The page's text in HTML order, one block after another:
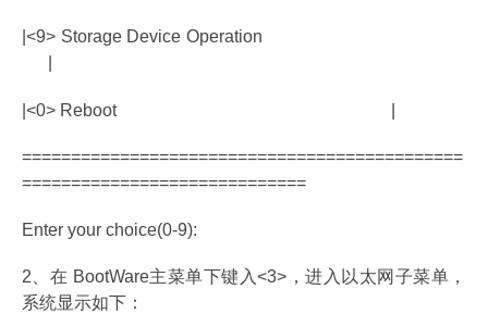
|<9> Storage Device Operation
|<0> Reboot |
=============================================
=============================
Enter your choice(0-9):
2、在 BootWare主菜单下键入<3>，进入以太网子菜单，
系统显示如下：